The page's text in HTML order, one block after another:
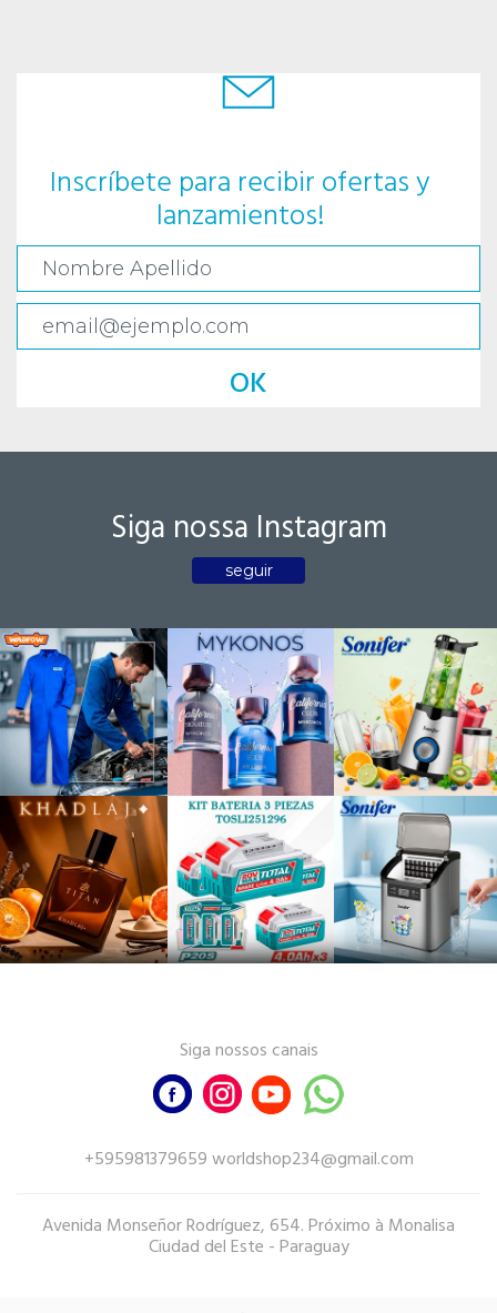
Inscríbete para recibir ofertas y
lanzamientos!
OK
Siga nossa Instagram
seguir
Siga nossos canais
+595981379659 worldshop234@gmail.com
Avenida Monseñor Rodríguez, 654. Próximo à Monalisa
Ciudad del Este - Paraguay